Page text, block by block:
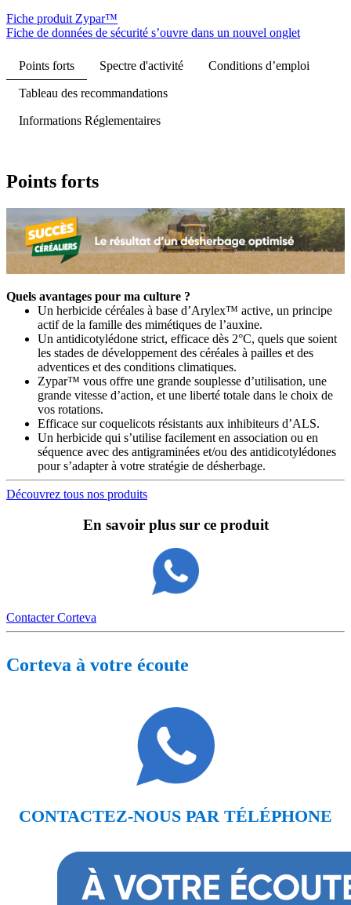
Fiche produit Zypar™
Fiche de données de sécurité s’ouvre dans un nouvel onglet
Points forts Spectre d'activité Conditions d’emploi
Tableau des recommandations
Informations Réglementaires
Points forts
Quels avantages pour ma culture ?
Un herbicide céréales à base d’Arylex™ active, un principe
actif de la famille des mimétiques de l’auxine.
Un antidicotylédone strict, efficace dès 2°C, quels que soient
les stades de développement des céréales à pailles et des
adventices et des conditions climatiques.
Zypar™ vous offre une grande souplesse d’utilisation, une
grande vitesse d’action, et une liberté totale dans le choix de
vos rotations.
Efficace sur coquelicots résistants aux inhibiteurs d’ALS.
Un herbicide qui s’utilise facilement en association ou en
séquence avec des antigraminées et/ou des antidicotylédones
pour s’adapter à votre stratégie de désherbage.
Découvrez tous nos produits
En savoir plus sur ce produit
Contacter Corteva
Corteva à votre écoute
CONTACTEZ-NOUS PAR TÉLÉPHONE